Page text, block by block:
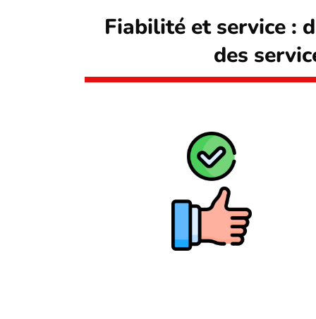
Fiabilité et service :
des